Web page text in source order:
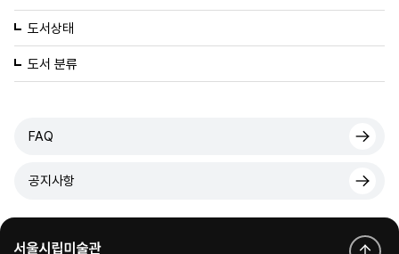
도서상태
도서 분류
FAQ
공지사항